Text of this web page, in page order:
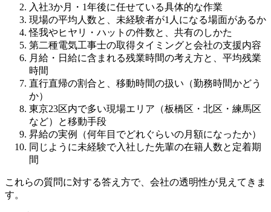
入社3か月・1年後に任せている具体的な作業
現場の平均人数と、未経験者が1人になる場面があるか
怪我やヒヤリ・ハットの件数と、共有のしかた
第二種電気工事士の取得タイミングと会社の支援内容
月給・日給に含まれる残業時間の考え方と、平均残業
時間
直行直帰の割合と、移動時間の扱い（勤務時間かどう
か）
東京23区内で多い現場エリア（板橋区・北区・練馬区
など）と移動手段
昇給の実例（何年目でどれぐらいの月額になったか）
同じように未経験で入社した先輩の在籍人数と定着期
間
これらの質問に対する答え方で、会社の透明性が見えてきま
す。